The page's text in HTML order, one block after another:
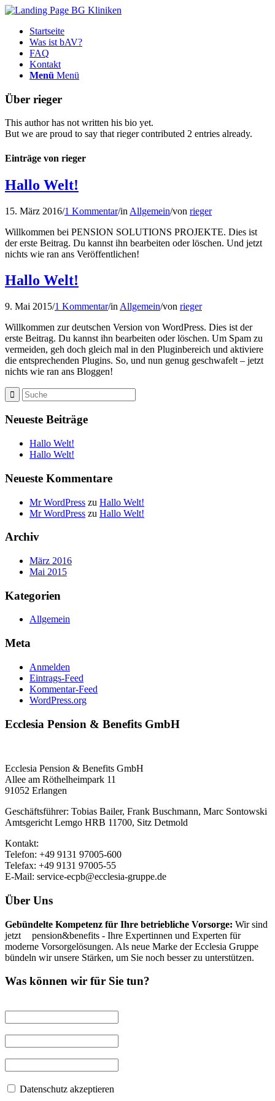
Startseite
Was ist bAV?
FAQ
Kontakt
Menü Menü
Über rieger
This author has not written his bio yet.
But we are proud to say thatriegercontributed 2 entries already.
Einträge von rieger
Hallo Welt!
15. März 2016/1 Kommentar/in Allgemein/von rieger
Willkommen bei PENSION SOLUTIONS PROJEKTE. Dies ist
der erste Beitrag. Du kannst ihn bearbeiten oder löschen. Und jetzt
nichts wie ran ans Veröffentlichen!
Hallo Welt!
9. Mai 2015/1 Kommentar/in Allgemein/von rieger
Willkommen zur deutschen Version von WordPress. Dies ist der
erste Beitrag. Du kannst ihn bearbeiten oder löschen. Um Spam zu
vermeiden, geh doch gleich mal in den Pluginbereich und aktiviere
die entsprechenden Plugins. So, und nun genug geschwafelt – jetzt
nichts wie ran ans Bloggen!
Neueste Beiträge
Hallo Welt!
Hallo Welt!
Neueste Kommentare
Mr WordPress zu Hallo Welt!
Mr WordPress zu Hallo Welt!
Archiv
März 2016
Mai 2015
Kategorien
Allgemein
Meta
Anmelden
Eintrags-Feed
Kommentar-Feed
WordPress.org
Ecclesia Pension & Benefits GmbH
Ecclesia Pension & Benefits GmbH
Allee am Röthelheimpark 11
91052 Erlangen
Geschäftsführer: Tobias Bailer, Frank Buschmann, Marc Sontowski
Amtsgericht Lemgo HRB 11700, Sitz Detmold
Kontakt:
Telefon: +49 9131 97005-600
Telefax: +49 9131 97005-55
E-Mail: service-ecpb@ecclesia-gruppe.de
Über Uns
Gebündelte Kompetenz für Ihre betriebliche Vorsorge: Wir sind
jetzt
pension&benefits - Ihre Expertinnen und Experten für
moderne Vorsorgelösungen. Als neue Marke der Ecclesia Gruppe
bündeln wir unsere Stärken, um Sie noch besser zu unterstützen.
Was können wir für Sie tun?
Datenschutz akzeptieren